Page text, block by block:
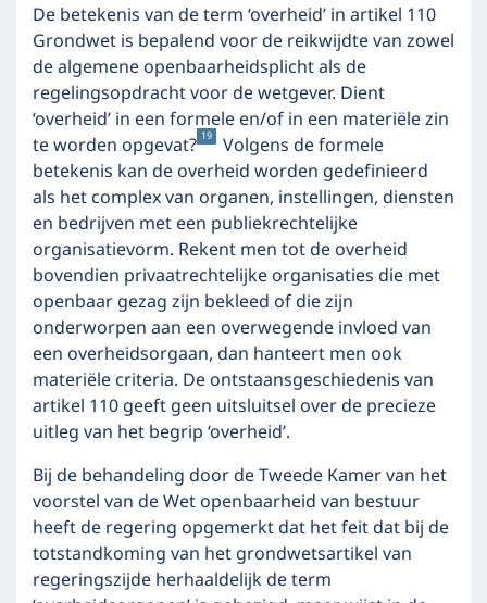
De betekenis van de term ‘overheid’ in artikel 110
Grondwet is bepalend voor de reikwijdte van zowel
de algemene openbaarheidsplicht als de
regelingsopdracht voor de wetgever. Dient
‘overheid’ in een formele en/of in een materiële zin
te worden opgevat? 19
Volgens de formele
betekenis kan de overheid worden gedefinieerd
als het complex van organen, instellingen, diensten
en bedrijven met een publiekrechtelijke
organisatievorm. Rekent men tot de overheid
bovendien privaatrechtelijke organisaties die met
openbaar gezag zijn bekleed of die zijn
onderworpen aan een overwegende invloed van
een overheidsorgaan, dan hanteert men ook
materiële criteria. De ontstaansgeschiedenis van
artikel 110 geeft geen uitsluitsel over de precieze
uitleg van het begrip ‘overheid’.
Bij de behandeling door de Tweede Kamer van het
voorstel van de Wet openbaarheid van bestuur
heeft de regering opgemerkt dat het feit dat bij de
totstandkoming van het grondwetsartikel van
regeringszijde herhaaldelijk de term